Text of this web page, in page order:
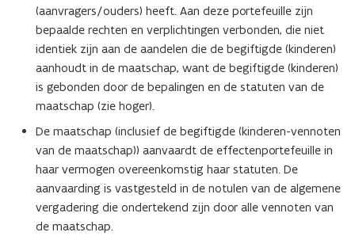
(aanvragers/ouders) heeft. Aan deze portefeuille zijn
bepaalde rechten en verplichtingen verbonden, die niet
identiek zijn aan de aandelen die de begiftigde (kinderen)
aanhoudt in de maatschap, want de begiftigde (kinderen)
is gebonden door de bepalingen en de statuten van de
maatschap (zie hoger).
De maatschap (inclusief de begiftigde (kinderen-vennoten
van de maatschap)) aanvaardt de effectenportefeuille in
haar vermogen overeenkomstig haar statuten. De
aanvaarding is vastgesteld in de notulen van de algemene
vergadering die ondertekend zijn door alle vennoten van
de maatschap.